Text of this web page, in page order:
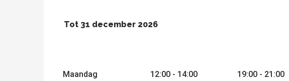
Vanaf2 januari 2026 tot5 januari 2026
Tot 31 december 2026
Maandag 12:00 - 14:00 19:00 - 21:00